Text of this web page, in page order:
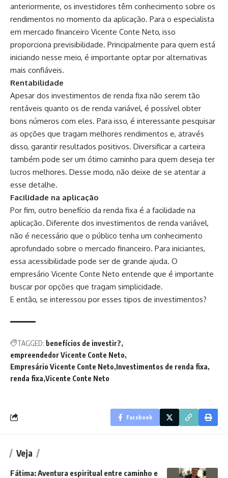
anteriormente, os investidores têm conhecimento sobre os
rendimentos no momento da aplicação. Para o especialista
em mercado financeiro Vicente Conte Neto, isso
proporciona previsibilidade. Principalmente para quem está
iniciando nesse meio, é importante optar por alternativas
mais confiáveis.
Rentabilidade
Apesar dos investimentos de renda fixa não serem tão
rentáveis quanto os de renda variável, é possível obter
bons números com eles. Para isso, é interessante pesquisar
as opções que tragam melhores rendimentos e, através
disso, garantir resultados positivos. Diversificar a carteira
também pode ser um ótimo caminho para quem deseja ter
lucros melhores. Desse modo, não deixe de se atentar a
esse detalhe.
Facilidade na aplicação
Por fim, outro benefício da renda fixa é a facilidade na
aplicação. Diferente dos investimentos de renda variável,
não é necessário que o público tenha um conhecimento
aprofundado sobre o mercado financeiro. Para iniciantes,
essa acessibilidade pode ser de grande ajuda. O
empresário Vicente Conte Neto entende que é importante
buscar por opções que tragam simplicidade.
E então, se interessou por esses tipos de investimentos?
TAGGED: benefícios de investir?
empreendedor Vicente Conte Neto
Empresário Vicente Conte Neto Investimentos de renda fixa
renda fixa Vicente Conte Neto
Facebook
Veja
Fátima: Aventura espiritual entre caminho e